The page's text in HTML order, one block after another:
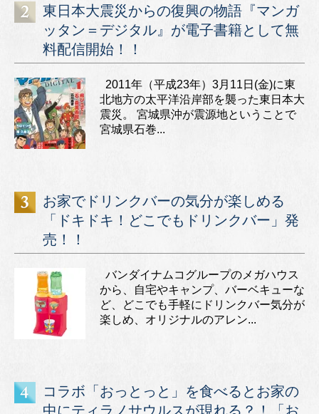
東日本大震災からの復興の物語『マンガ
ッタン＝デジタル』が電子書籍として無
料配信開始！！
2011年（平成23年）3月11日(金)に東
北地方の太平洋沿岸部を襲った東日本大
震災。 宮城県沖が震源地ということで
宮城県石巻...
お家でドリンクバーの気分が楽しめる
「ドキドキ！どこでもドリンクバー」発
売！！
バンダイナムコグループのメガハウス
から、自宅やキャンプ、バーベキューな
ど、どこでも手軽にドリンクバー気分が
楽しめ、オリジナルのアレン...
コラボ「おっとっと」を食べるとお家の
中にティラノサウルスが現れる？！「お